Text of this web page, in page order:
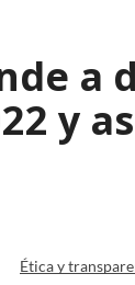
a
y
Ética y